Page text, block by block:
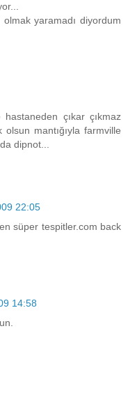
olmak yaramadı diyordum
çıkar çıkmaz
mantığıyla farmville
dipnot...
22:05
süper tespitler.com back
14:58